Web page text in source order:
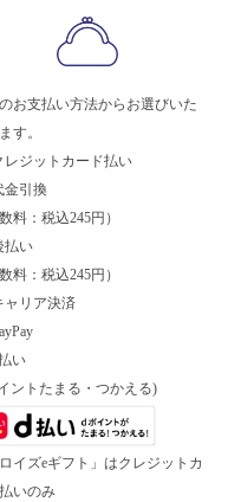
お支払い方法からお選びいた
す。
レジットカード払い
金引換
数料：税込245円）
払い
数料：税込245円）
ャリア決済
い
ントたまる・つかえる)
イズeギフト」はクレジットカ
いのみ